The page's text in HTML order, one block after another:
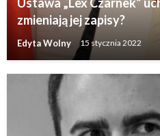
zmieniają jej zapisy?
Edyta Wolny 15 stycznia 2022